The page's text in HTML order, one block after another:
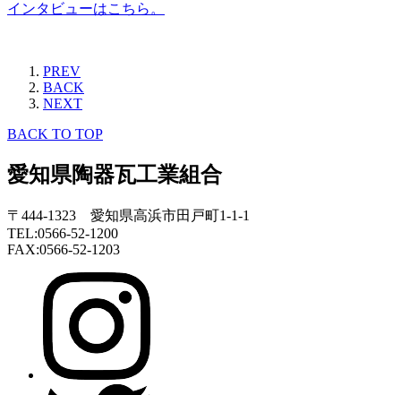
インタビューはこちら。
PREV
BACK
NEXT
BACK TO TOP
愛知県陶器瓦工業組合
〒444-1323 愛知県高浜市田戸町1-1-1
TEL:0566-52-1200
FAX:0566-52-1203